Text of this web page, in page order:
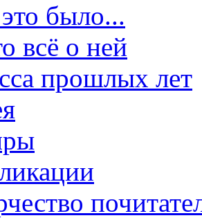
было...
всё о ней
прошлых лет